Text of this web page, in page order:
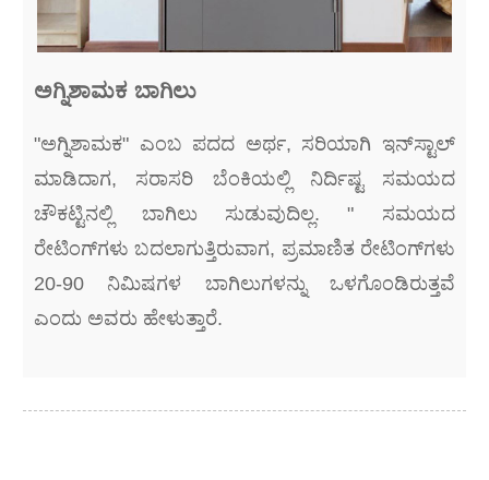
ಅಗ್ನಿಶಾಮಕ ಬಾಗಿಲು
"ಅಗ್ನಿಶಾಮಕ" ಎಂಬ ಪದದ ಅರ್ಥ, ಸರಿಯಾಗಿ ಇನ್‌ಸ್ಟಾಲ್
ಮಾಡಿದಾಗ, ಸರಾಸರಿ ಬೆಂಕಿಯಲ್ಲಿ ನಿರ್ದಿಷ್ಟ ಸಮಯದ
ಚೌಕಟ್ಟಿನಲ್ಲಿ ಬಾಗಿಲು ಸುಡುವುದಿಲ್ಲ. " ಸಮಯದ
ರೇಟಿಂಗ್‌ಗಳು ಬದಲಾಗುತ್ತಿರುವಾಗ, ಪ್ರಮಾಣಿತ ರೇಟಿಂಗ್‌ಗಳು
20-90 ನಿಮಿಷಗಳ ಬಾಗಿಲುಗಳನ್ನು ಒಳಗೊಂಡಿರುತ್ತವೆ
ಎಂದು ಅವರು ಹೇಳುತ್ತಾರೆ.